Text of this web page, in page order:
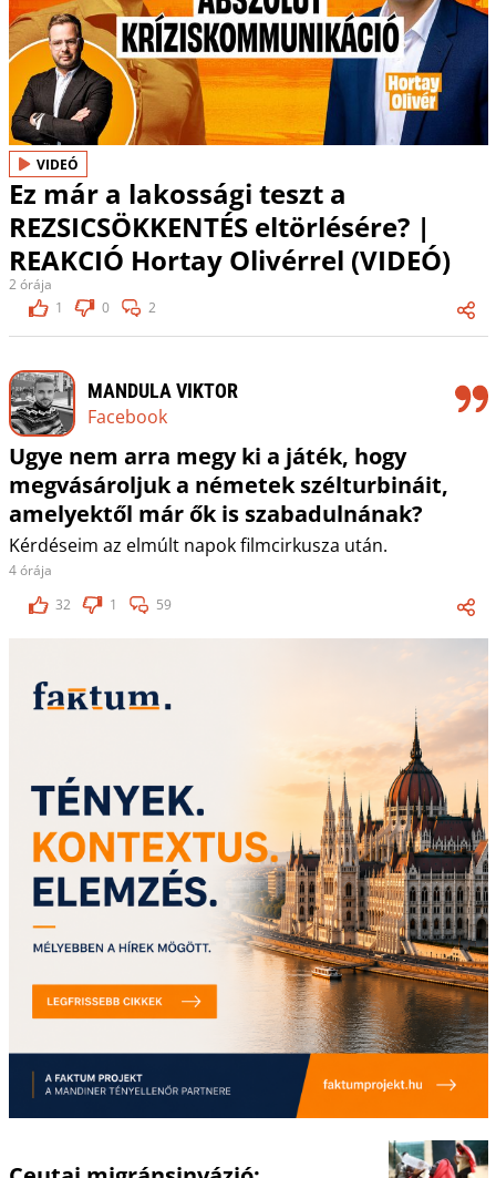
VIDEÓ
Ez már a lakossági teszt a
REZSICSÖKKENTÉS eltörlésére? |
REAKCIÓ Hortay Olivérrel (VIDEÓ)
2 órája
1
0 2
MANDULA VIKTOR
Facebook
Ugye nem arra megy ki a játék, hogy
megvásároljuk a németek szélturbináit,
amelyektől már ők is szabadulnának?
Kérdéseim az elmúlt napok filmcirkusza után.
4 órája
32
1 59